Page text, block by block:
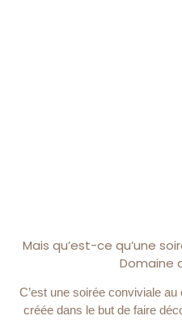
Mais qu’est-ce qu’une
Domaine
C’est une soirée conviviale
créée dans le but de faire